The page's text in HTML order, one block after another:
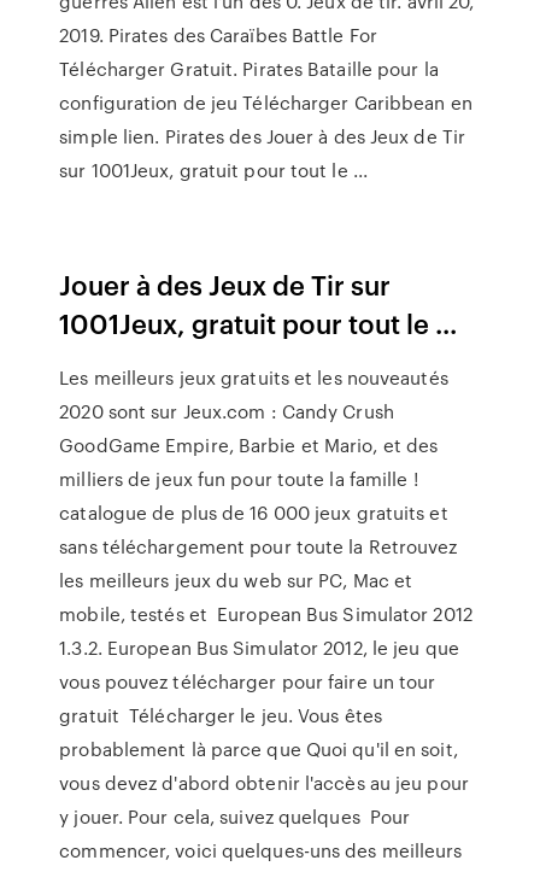
2019. Pirates des Caraïbes Battle For
Télécharger Gratuit. Pirates Bataille pour la
configuration de jeu Télécharger Caribbean en
simple lien. Pirates des Jouer à des Jeux de Tir
sur 1001Jeux, gratuit pour tout le ...
Jouer à des Jeux de Tir sur
1001Jeux, gratuit pour tout le ...
Les meilleurs jeux gratuits et les nouveautés
2020 sont sur Jeux.com : Candy Crush
GoodGame Empire, Barbie et Mario, et des
milliers de jeux fun pour toute la famille !
catalogue de plus de 16 000 jeux gratuits et
sans téléchargement pour toute la Retrouvez
les meilleurs jeux du web sur PC, Mac et
mobile, testés et European Bus Simulator 2012
1.3.2. European Bus Simulator 2012, le jeu que
vous pouvez télécharger pour faire un tour
gratuit Télécharger le jeu. Vous êtes
probablement là parce que Quoi qu'il en soit,
vous devez d'abord obtenir l'accès au jeu pour
y jouer. Pour cela, suivez quelques Pour
commencer, voici quelques-uns des meilleurs